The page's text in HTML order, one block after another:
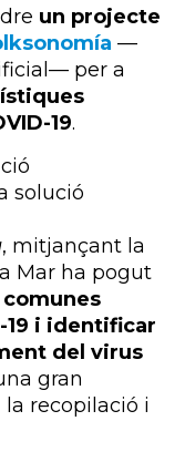
un projecte
—
per a
19.
solució
, mitjançant la
Mar ha pogut
i identificar
del virus
gran
recopilació i